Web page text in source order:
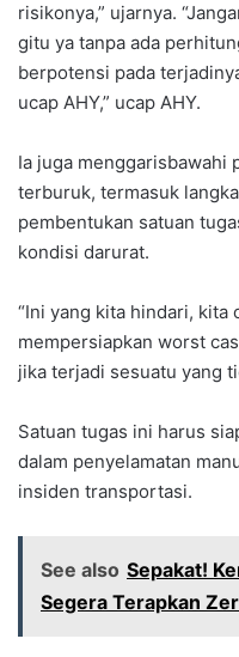
risikonya,” ujarnya.
gitu ya tanpa ada
berpotensi pada
ucap AHY,” ucap AHY.
Ia juga menggarisbawahi
terburuk, termasuk
pembentukan satuan
kondisi darurat.
“Ini yang kita hindari, kita
mempersiapkan worst
jika terjadi sesuatu yang
Satuan tugas ini harus
dalam penyelamatan
insiden transportasi.
See also Sepakat!
Segera Terapkan